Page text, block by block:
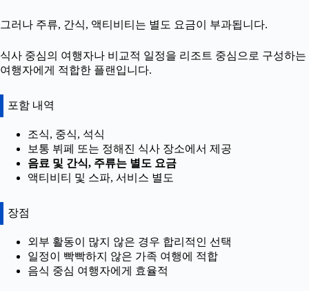
그러나 주류, 간식, 액티비티는 별도 요금이 부과됩니다.
식사 중심의 여행자나 비교적 일정을 리조트 중심으로 구성하는
여행자에게 적합한 플랜입니다.
포함 내역
조식, 중식, 석식
보통 뷔페 또는 정해진 식사 장소에서 제공
음료 및 간식, 주류는 별도 요금
액티비티 및 스파, 서비스 별도
장점
외부 활동이 많지 않은 경우 합리적인 선택
일정이 빡빡하지 않은 가족 여행에 적합
음식 중심 여행자에게 효율적